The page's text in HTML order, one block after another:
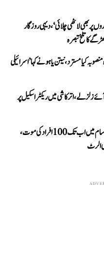
بھی لاٹھی چلائی‘، دیہی روزگار
کیا مسترد، نیتن یاہو نے کہا ’اسرائیلی
مقامات پر آئے زلزلے، اترکاشی میں ریکٹر اسکیل پر
سیلاب کے سبب تباہی! آسام میں اب تک 100 افراد کی موت،
الرٹ